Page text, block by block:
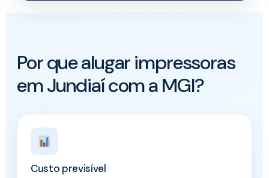
Por que alugar impressoras
em Jundiaí com a MGI?
Custo previsível